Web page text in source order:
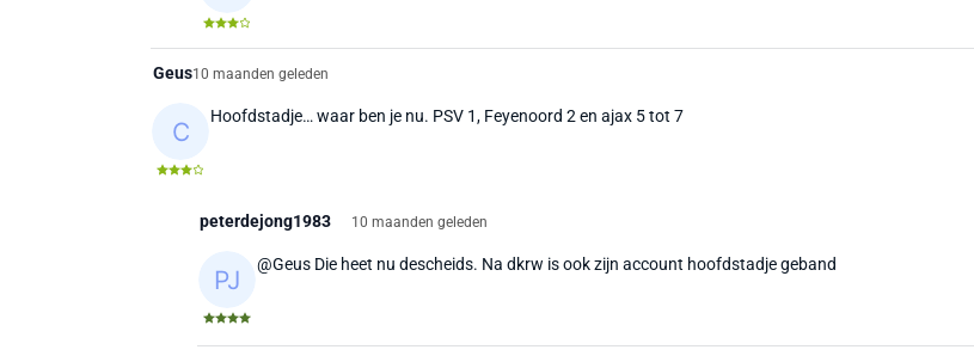
Geus10 maanden geleden
Hoofdstadje… waar ben je nu. PSV 1, Feyenoord 2 en ajax 5 tot 7
peterdejong1983 10 maanden geleden
@Geus Die heet nu descheids. Na dkrw is ook zijn account hoofdstadje geband